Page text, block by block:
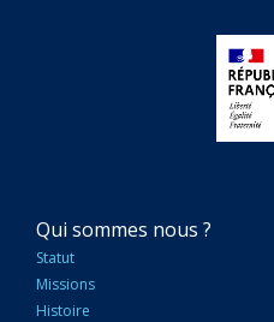
NAVIGATION
PRINCIPALE
Qui sommes nous ?
Statut
Missions
Histoire